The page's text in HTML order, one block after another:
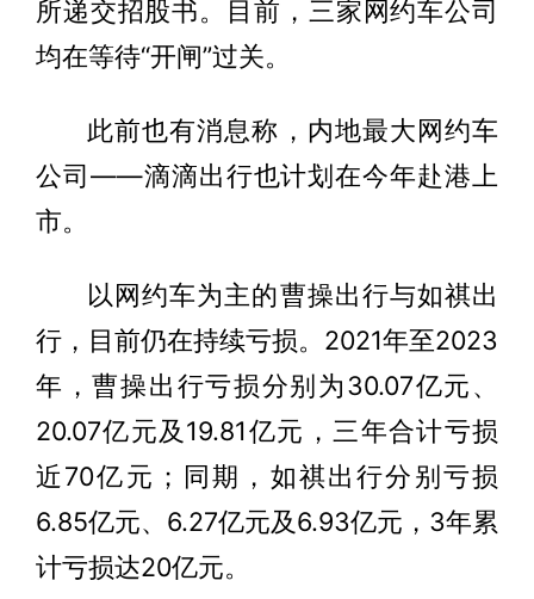
所递交招股书。目前，三家网约车公司
均在等待“开闸”过关。
此前也有消息称，内地最大网约车
公司——滴滴出行也计划在今年赴港上
市。
以网约车为主的曹操出行与如祺出
行，目前仍在持续亏损。2021年至2023
年，曹操出行亏损分别为30.07亿元、
20.07亿元及19.81亿元，三年合计亏损
近70亿元；同期，如祺出行分别亏损
6.85亿元、6.27亿元及6.93亿元，3年累
计亏损达20亿元。